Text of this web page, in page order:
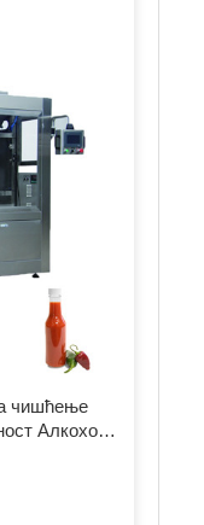
чишћење
Алкохол
Пластика
малих